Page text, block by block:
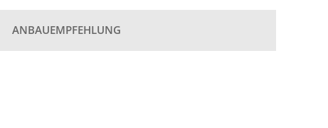
ANBAUEMPFEHLUNG